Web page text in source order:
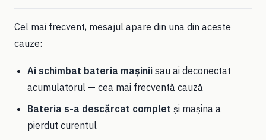
Cel mai frecvent, mesajul apare din una din aceste
cauze:
Ai schimbat bateria mașinii sau ai deconectat
acumulatorul — cea mai frecventă cauză
Bateria s-a descărcat complet și mașina a
pierdut curentul